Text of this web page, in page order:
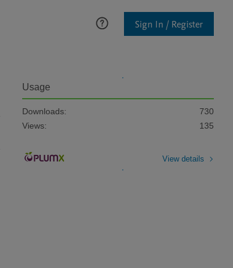
Sign In / Register
Usage
Downloads:
730
Views:
135
View details